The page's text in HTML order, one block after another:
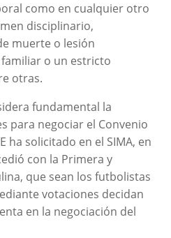
como en cualquier otro
disciplinario,
muerte o lesión
o un estricto
otras.
fundamental la
para negociar el Convenio
ha solicitado en el SIMA, en
con la Primera y
que sean los futbolistas
votaciones decidan
en la negociación del